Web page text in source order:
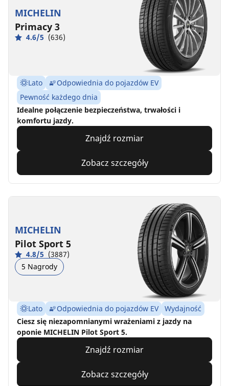
MICHELIN
Primacy 3
4.6/5 (636)
Lato
Odpowiednia do pojazdów EV
Pewność każdego dnia
Idealne połączenie bezpieczeństwa, trwałości i
komfortu jazdy.
Znajdź rozmiar
Zobacz szczegóły
MICHELIN
Pilot Sport 5
4.8/5 (3887)
5 Nagrody
Lato Odpowiednia do pojazdów EV
Wydajność
Ciesz się niezapomnianymi wrażeniami z jazdy na
oponie MICHELIN Pilot Sport 5.
Znajdź rozmiar
Zobacz szczegóły